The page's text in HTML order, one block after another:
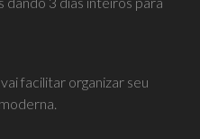
facilitar organizar seu